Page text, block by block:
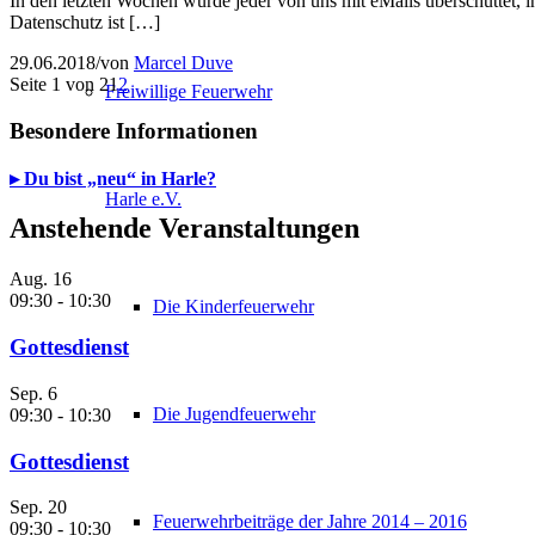
Freiwillige Feuerwehr
Harle e.V.
Die Kinderfeuerwehr
Die Jugendfeuerwehr
Feuerwehrbeiträge der Jahre 2014 – 2016
Datenschutz ist […]
29.06.2018/von Marcel Duve
Seite 1 von 212
Besondere Informationen
▸ Du bist „neu“ in Harle?
Anstehende Veranstaltungen
Aug. 16
09:30 - 10:30
Gottesdienst
Sep. 6
09:30 - 10:30
Gottesdienst
Sep. 20
09:30 - 10:30